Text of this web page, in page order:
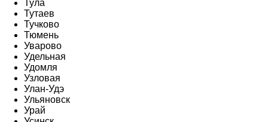
Тула
Тутаев
Тучково
Тюмень
Уварово
Удельная
Удомля
Узловая
Улан-Удэ
Ульяновск
Урай